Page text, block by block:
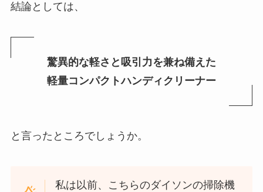
結論としては、
驚異的な軽さと吸引力を兼ね備えた
軽量コンパクトハンディクリーナー
と言ったところでしょうか。
私は以前、こちらのダイソンの掃除機